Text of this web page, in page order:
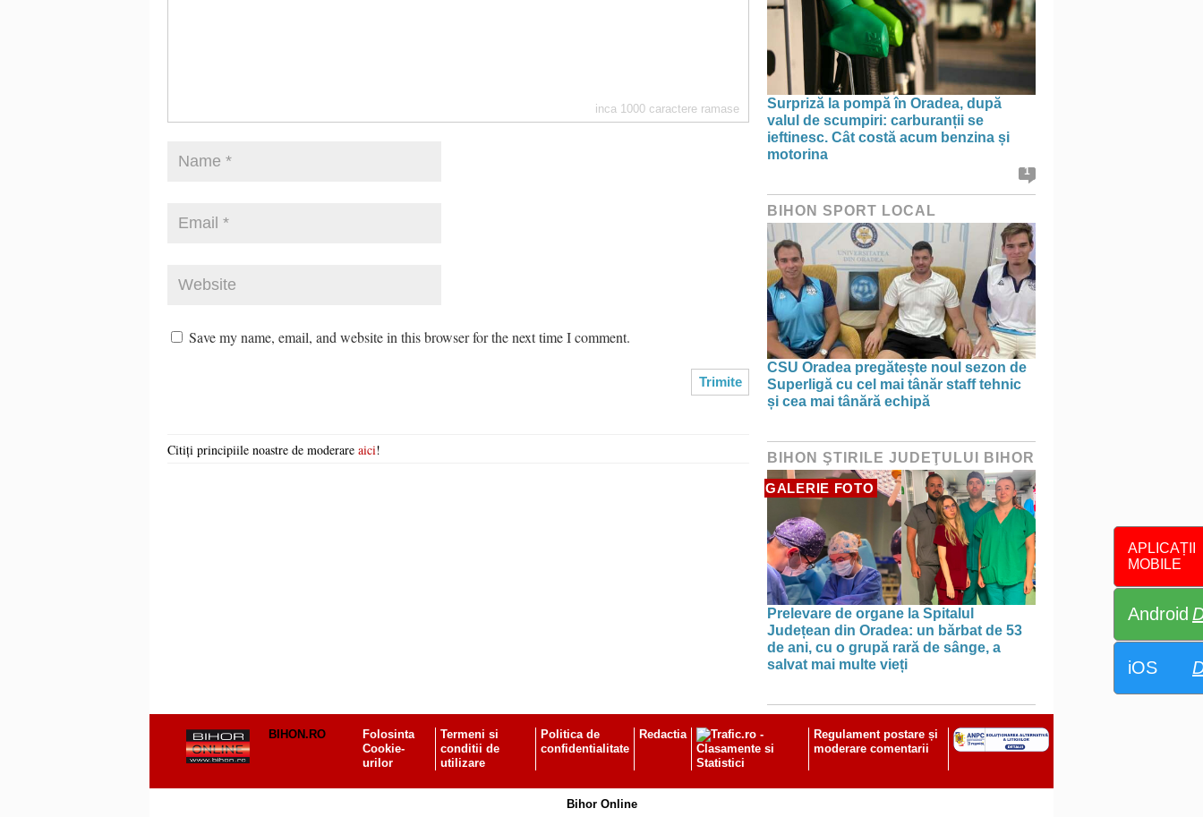
APLICAȚII
MOBILE
Android
iOS
inca 1000 caractere ramase
Save my name, email, and website in this browser for the next time I comment.
Citiți principiile noastre de moderare aici!
Surpriză la pompă în Oradea, după
valul de scumpiri: carburanții se
ieftinesc. Cât costă acum benzina și
motorina
1
BIHON SPORT LOCAL
CSU Oradea pregătește noul sezon de
Superligă cu cel mai tânăr staff tehnic
și cea mai tânără echipă
BIHON ŞTIRILE JUDEŢULUI BIHOR
GALERIE FOTO
Prelevare de organe la Spitalul
Județean din Oradea: un bărbat de 53
de ani, cu o grupă rară de sânge, a
salvat mai multe vieți
BIHON.RO
Folosinta
Cookie-
urilor
Termeni si
conditii de
utilizare
Politica de
confidentialitate
Redactia
Regulament postare și
moderare comentarii
Bihor Online